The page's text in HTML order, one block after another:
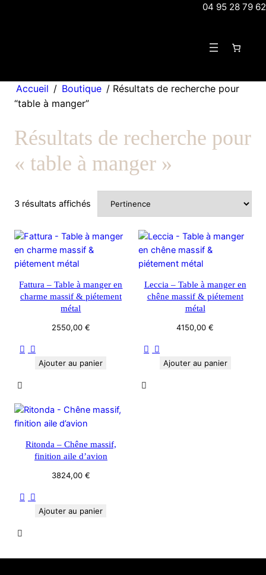
04 95 28 79 62
Accueil / Boutique / Résultats de recherche pour
“table à manger”
Résultats de recherche pour
« table à manger »
3 résultats affichés
Fattura – Table à manger en
charme massif & piétement
métal
2550,00 €
Ajouter au panier
Leccia – Table à manger en
chêne massif & piétement
métal
4150,00€
Ajouter au panier
Ritonda – Chêne massif,
finition aile d’avion
3824,00 €
Ajouter au panier